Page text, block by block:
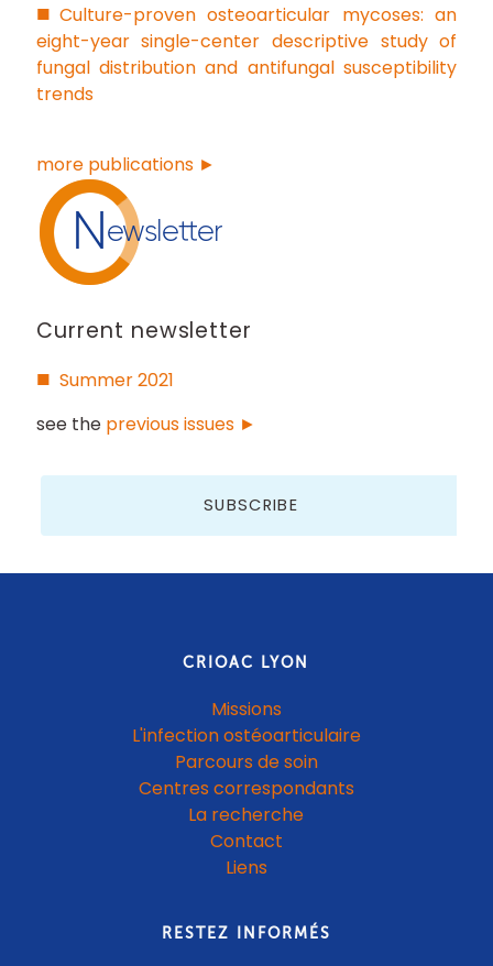
Culture-proven osteoarticular mycoses: an
eight-year single-center descriptive study of
fungal distribution and antifungal susceptibility
trends
more publications ►
Newsletter
Current newsletter
Summer 2021
see the previous issues ►
SUBSCRIBE
CRIOAC LYON
Missions
L'infection ostéoarticulaire
Parcours de soin
Centres correspondants
La recherche
Contact
Liens
RESTEZ INFORMÉS